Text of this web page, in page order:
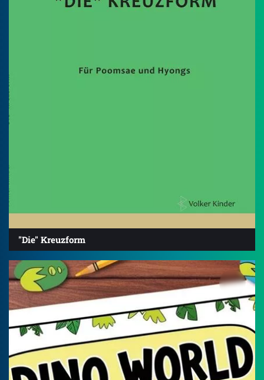
"Die" Kreuzform